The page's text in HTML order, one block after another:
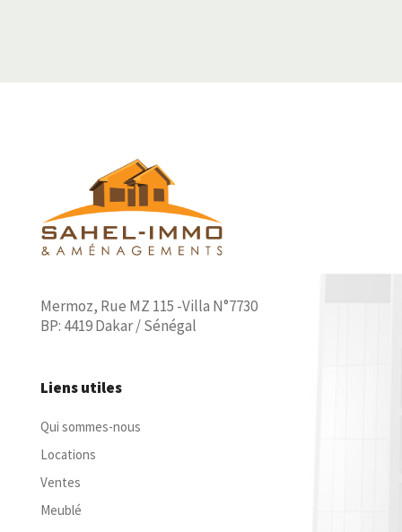
Mermoz, Rue MZ 115 -Villa N°7730
BP: 4419 Dakar / Sénégal
Liens utiles
Qui sommes-nous
Locations
Ventes
Meublé